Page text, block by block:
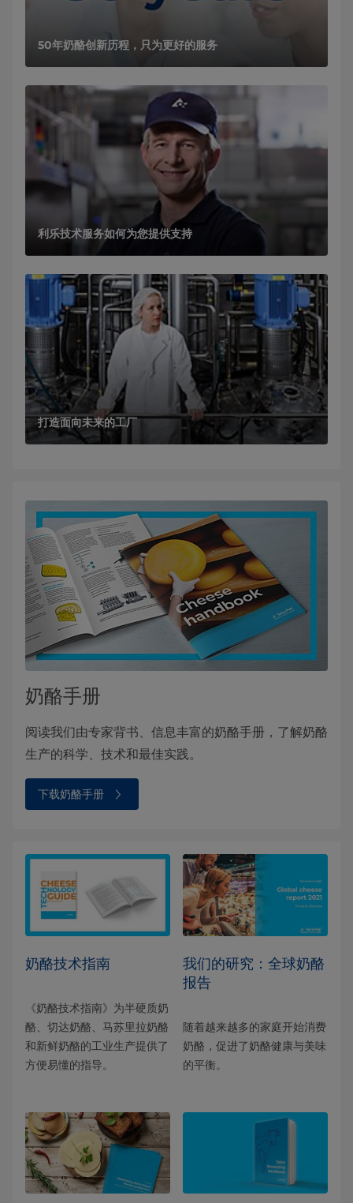
50年奶酪创新历程，只为更好的服务
利乐技术服务如何为您提供支持
打造面向未来的工厂
奶酪手册
阅读我们由专家背书、信息丰富的奶酪手册，了解奶酪
生产的科学、技术和最佳实践。
下载奶酪手册
奶酪技术指南
《奶酪技术指南》为半硬质奶
酪、切达奶酪、马苏里拉奶酪
和新鲜奶酪的工业生产提供了
方便易懂的指导。
我们的研究：全球奶酪
报告
随着越来越多的家庭开始消费
奶酪，促进了奶酪健康与美味
的平衡。